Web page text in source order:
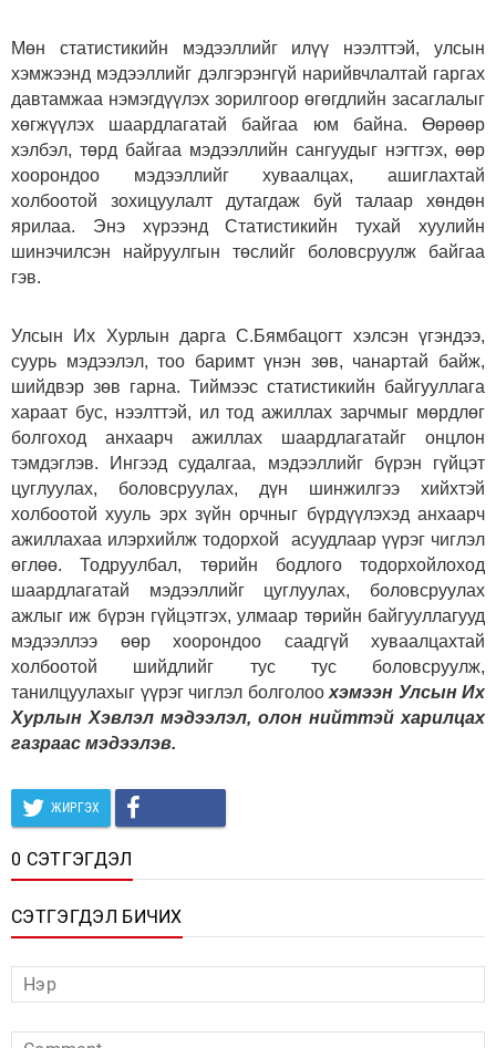
Мөн статистикийн мэдээллийг илүү нээлттэй, улсын
хэмжээнд мэдээллийг дэлгэрэнгүй нарийвчлалтай гаргах
давтамжаа нэмэгдүүлэх зорилгоор өгөгдлийн засаглалыг
хөгжүүлэх шаардлагатай байгаа юм байна. Өөрөөр
хэлбэл, төрд байгаа мэдээллийн сангуудыг нэгтгэх, өөр
хоорондоо мэдээллийг хуваалцах, ашиглахтай
холбоотой зохицуулалт дутагдаж буй талаар хөндөн
ярилаа. Энэ хүрээнд Статистикийн тухай хуулийн
шинэчилсэн найруулгын төслийг боловсруулж байгаа
гэв.
Улсын Их Хурлын дарга С.Бямбацогт хэлсэн үгэндээ,
суурь мэдээлэл, тоо баримт үнэн зөв, чанартай байж,
шийдвэр зөв гарна. Тиймээс статистикийн байгууллага
хараат бус, нээлттэй, ил тод ажиллах зарчмыг мөрдлөг
болгоход анхаарч ажиллах шаардлагатайг онцлон
тэмдэглэв. Ингээд судалгаа, мэдээллийг бүрэн гүйцэт
цуглуулах, боловсруулах, дүн шинжилгээ хийхтэй
холбоотой хууль эрх зүйн орчныг бүрдүүлэхэд анхаарч
ажиллахаа илэрхийлж тодорхой асуудлаар үүрэг чиглэл
өглөө. Тодруулбал, төрийн бодлого тодорхойлоход
шаардлагатай мэдээллийг цуглуулах, боловсруулах
ажлыг иж бүрэн гүйцэтгэх, улмаар төрийн байгууллагууд
мэдээллээ өөр хоорондоо саадгүй хуваалцахтай
холбоотой шийдлийг тус тус боловсруулж,
танилцуулахыг үүрэг чиглэл болголоо хэмээн Улсын Их
Хурлын Хэвлэл мэдээлэл, олон нийттэй харилцах
газраас мэдээлэв.
ЖИРГЭХ
0 СЭТГЭГДЭЛ
СЭТГЭГДЭЛ БИЧИХ